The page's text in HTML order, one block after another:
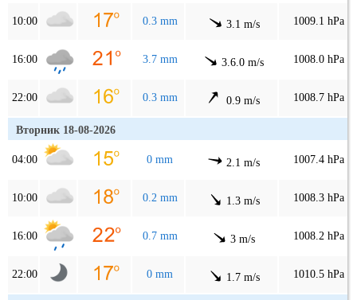
10:00 0.3 mm 3.1 m/s 1009.1 hPa
16:00 3.7 mm 3.6.0 m/s 1008.0 hPa
22:00 0.3 mm 0.9 m/s 1008.7 hPa
Вторник 18-08-2026
04:00 0 mm 2.1 m/s 1007.4 hPa
10:00 0.2 mm 1.3 m/s 1008.3 hPa
16:00 0.7 mm 3 m/s 1008.2 hPa
22:00 0 mm 1.7 m/s 1010.5 hPa